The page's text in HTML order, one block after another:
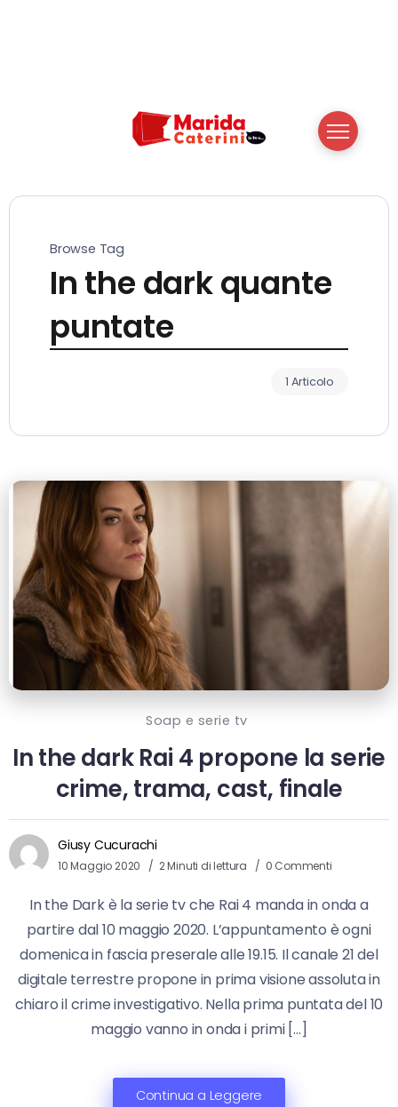
Browse Tag
In the dark quante
puntate
1 Articolo
Soap e serie tv
In the dark Rai 4 propone la serie
crime, trama, cast, finale
Giusy Cucurachi
10 Maggio 2020 2 Minuti di lettura 0 Commenti
In the Dark è la serie tv che Rai 4 manda in onda a
partire dal 10 maggio 2020. L’appuntamento è ogni
domenica in fascia preserale alle 19.15. Il canale 21 del
digitale terrestre propone in prima visione assoluta in
chiaro il crime investigativo. Nella prima puntata del 10
maggio vanno in onda i primi […]
Continua a Leggere